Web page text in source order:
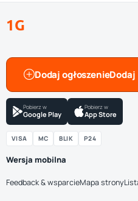
1G
Dodaj ogłoszenie
Pobierz w
Google Play
Pobierz w
App Store
VISA MC BLIK P24
Wersja mobilna
Feedback & wsparcieMapa strony